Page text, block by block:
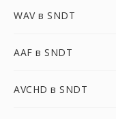
WAV в SNDT
AAF в SNDT
AVCHD в SNDT